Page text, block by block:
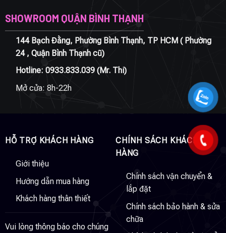
SHOWROOM QUẬN BÌNH THẠNH
144 Bạch Đằng, Phường Bình Thạnh, TP HCM ( Phường
24 , Quận Bình Thạnh cũ)
Hotline: 0933.833.039(Mr. Thi)
Mở cửa: 8h-22h
HỖ TRỢ KHÁCH HÀNG
Giới thiệu
Hướng dẫn mua hàng
Khách hàng thân thiết
Vui lòng thông báo cho chúng
CHÍNH SÁCH KHÁCH
HÀNG
Chính sách vận chuyển &
lắp đặt
Chính sách bảo hành & sửa
chữa